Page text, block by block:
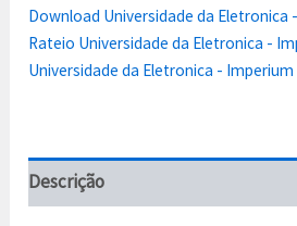
Download Universidade da Eletronica
Rateio Universidade da Eletronica -
Universidade da Eletronica -
Descrição